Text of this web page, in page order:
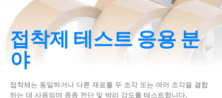
접착제 테스트 응용 분
야
접착제는 동일하거나 다른 재료를 두 조각 또는 여러 조각을 결합
하는 데 사용되며 종종 전단 및 박리 강도를 테스트합니다.